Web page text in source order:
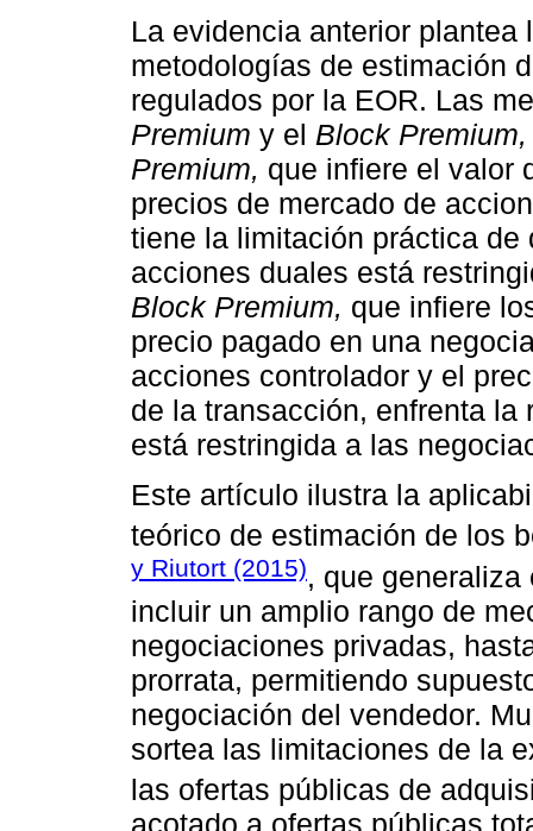
La evidencia anterior
metodologías de estimación
regulados por la EOR. Las
Premium y el Block Premium,
Premium, que infiere el valor
precios de mercado de
tiene la limitación práctica
acciones duales está
Block Premium, que infiere
precio pagado en una
acciones controlador y el
de la transacción, enfrenta
está restringida a las
Este artículo ilustra la
teórico de estimación de los
y Riutort (2015), que
incluir un amplio rango de
negociaciones privadas,
prorrata, permitiendo
negociación del vendedor.
sortea las limitaciones de la
las ofertas públicas de
acotado a ofertas públicas